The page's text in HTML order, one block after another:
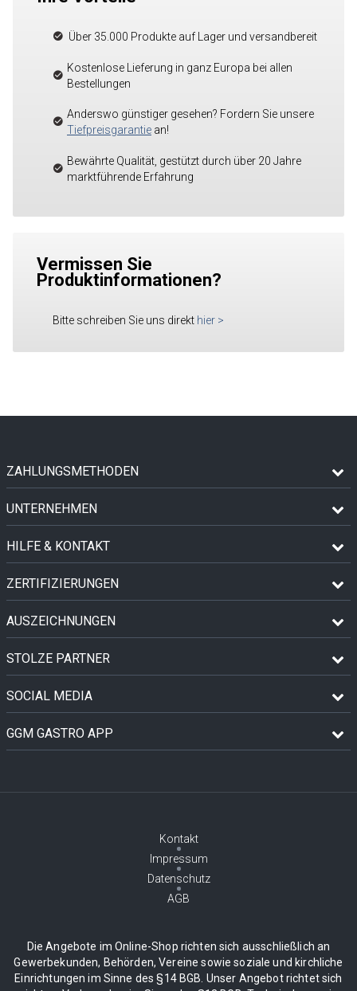
Über 35.000 Produkte auf Lager und versandbereit
Kostenlose Lieferung in ganz Europa bei allen
Bestellungen
Anderswo günstiger gesehen? Fordern Sie unsere
Tiefpreisgarantie an!
Bewährte Qualität, gestützt durch über 20 Jahre
marktführende Erfahrung
Vermissen Sie
Produktinformationen?
Bitte schreiben Sie uns direkt hier >
ZAHLUNGSMETHODEN
UNTERNEHMEN
HILFE & KONTAKT
ZERTIFIZIERUNGEN
AUSZEICHNUNGEN
STOLZE PARTNER
SOCIAL MEDIA
GGM GASTRO APP
Kontakt
Impressum
Datenschutz
AGB
Die Angebote im Online-Shop richten sich ausschließlich an
Gewerbekunden, Behörden, Vereine sowie soziale und kirchliche
Einrichtungen im Sinne des §14 BGB. Unser Angebot richtet sich